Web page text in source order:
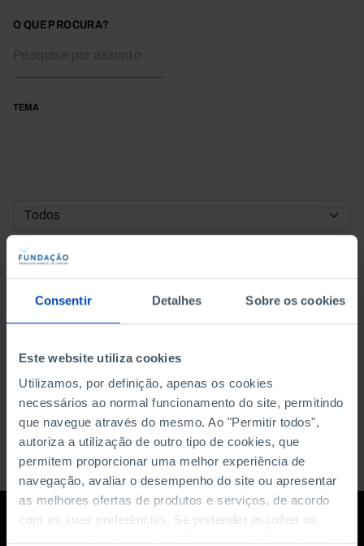
Consentir Detalhes Sobre os cookies
Este website utiliza cookies
Utilizamos, por definição, apenas os cookies
necessários ao normal funcionamento do site, permitindo
que navegue através do mesmo. Ao "Permitir todos",
autoriza a utilização de outro tipo de cookies, que
permitem proporcionar uma melhor experiência de
navegação, avaliar o desempenho do site ou apresentar
as melhores ofertas de produtos e serviços, de acordo
com as suas preferências. Se pretender escolher os
O QUE PROCURA?
TEMA
DATA DE INÍCIO
DATA DE FIM